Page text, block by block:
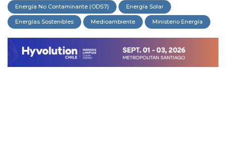
Energía No Contaminante (ODS7) Energía Solar
Energías Sostenibles Medioambiente Ministerio Energía